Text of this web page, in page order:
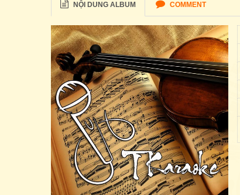
NỘI DUNG ALBUM COMMENT